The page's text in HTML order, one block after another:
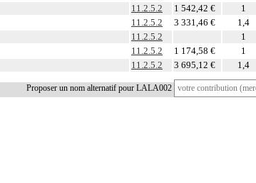
11.2.5.2 1 542,42 € 1
11.2.5.2 3 331,46 € 1,4
11.2.5.2 1
11.2.5.2 1 174,58 € 1
11.2.5.2 3 695,12 € 1,4
Proposer un nom alternatif pour LALA002